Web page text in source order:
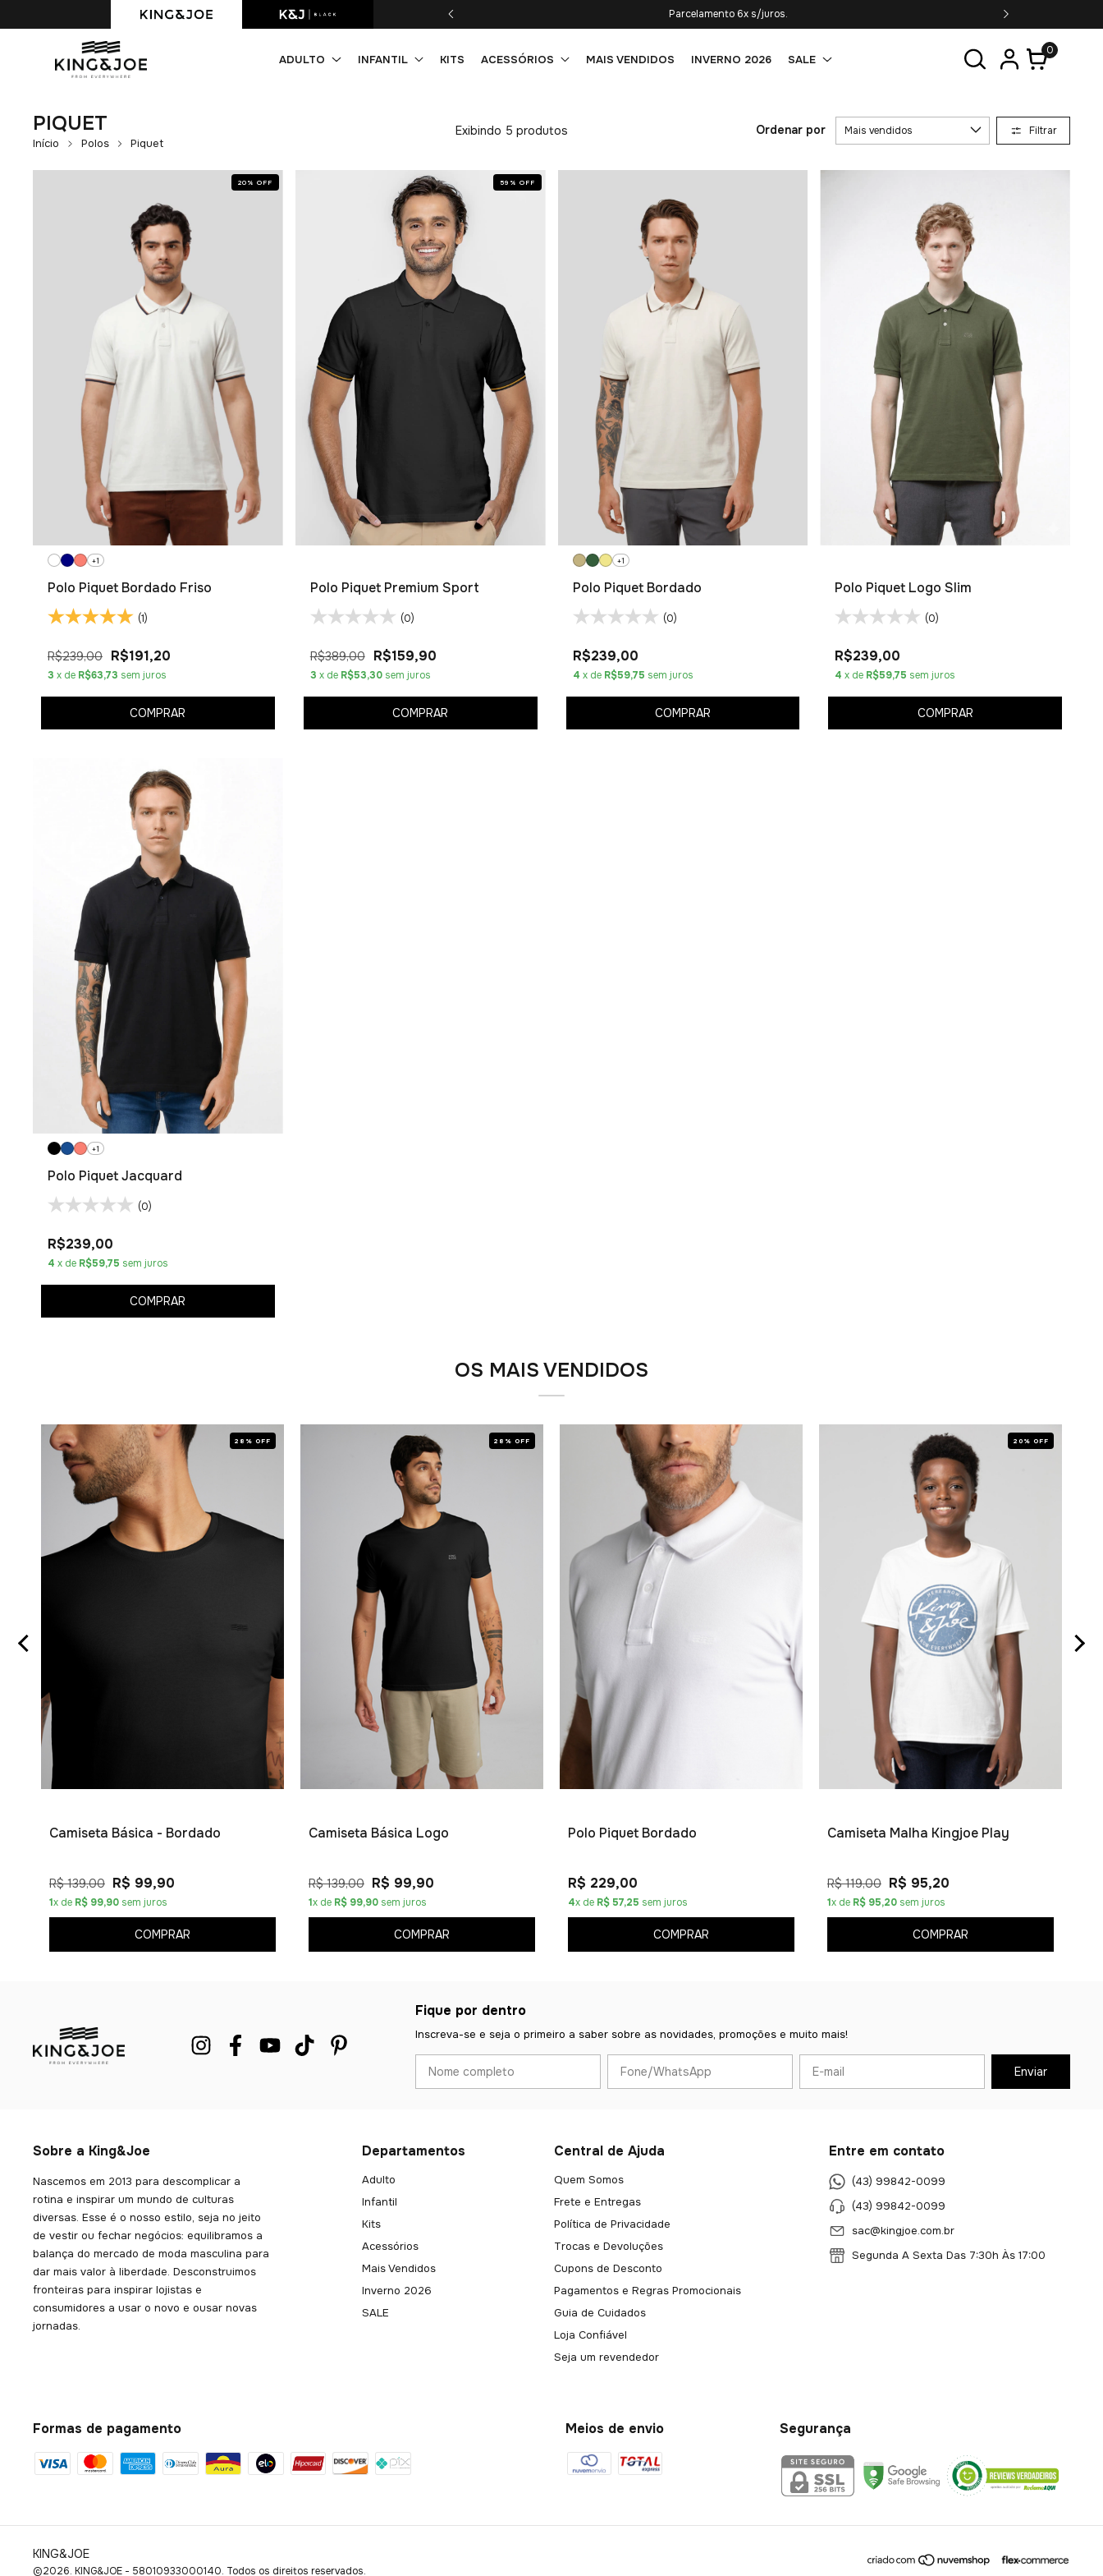
Primeira compra com 10% OFF. Cupom: PRIMEIRACOMPRA Parcelamento 6x s/juros.
ADULTO INFANTIL KITS ACESSÓRIOS MAIS VENDIDOS INVERNO 2026 SALE
0
PIQUET
Início Polos Piquet
Exibindo 5 produtos Ordenar por Filtrar
20 % OFF
+1
Polo Piquet Bordado Friso
(1)
R$239,00 R$191,20
3 x de R$63,73 sem juros
COMPRAR
59 % OFF
Polo Piquet Premium Sport
(0)
R$389,00 R$159,90
3 x de R$53,30 sem juros
COMPRAR
+1
Polo Piquet Bordado
(0)
R$239,00
4 x de R$59,75 sem juros
COMPRAR
Polo Piquet Logo Slim
(0)
R$239,00
4 x de R$59,75 sem juros
COMPRAR
+1
Polo Piquet Jacquard
(0)
R$239,00
4 x de R$59,75 sem juros
COMPRAR
OS MAIS VENDIDOS
28% OFF
Camiseta Básica - Bordado
R$ 139,00 R$ 99,90
1x de R$ 99,90sem juros
COMPRAR
28% OFF
Camiseta Básica Logo
R$ 139,00 R$ 99,90
1x de R$ 99,90sem juros
COMPRAR
Polo Piquet Bordado
R$ 229,00
4x de R$ 57,25 sem juros
COMPRAR
20% OFF
Camiseta Malha Kingjoe Play
R$ 119,00 R$ 95,20
1x de R$ 95,20sem juros
COMPRAR
Fique por dentro
Inscreva-se e seja o primeiro a saber sobre as novidades, promoções e muito mais!
Sobre a King&Joe
Nascemos em 2013 para descomplicar a
rotina e inspirar um mundo de culturas
diversas. Esse é o nosso estilo, seja no jeito
de vestir ou fechar negócios: equilibramos a
balança do mercado de moda masculina para
dar mais valor à liberdade. Desconstruimos
fronteiras para inspirar lojistas e
consumidores a usar o novo e ousar novas
jornadas.
Departamentos
Adulto
Infantil
Kits
Acessórios
Mais Vendidos
Inverno 2026
SALE
Central de Ajuda
Quem Somos
Frete e Entregas
Política de Privacidade
Trocas e Devoluções
Cupons de Desconto
Pagamentos e Regras Promocionais
Guia de Cuidados
Loja Confiável
Seja um revendedor
Entre em contato
(43) 99842-0099
(43) 99842-0099
sac@kingjoe.com.br
Segunda A Sexta Das 7:30h Às 17:00
Formas de pagamento Meios de envio Segurança
KING&JOE
©2026. KING&JOE - 58010933000140. Todos os direitos reservados.